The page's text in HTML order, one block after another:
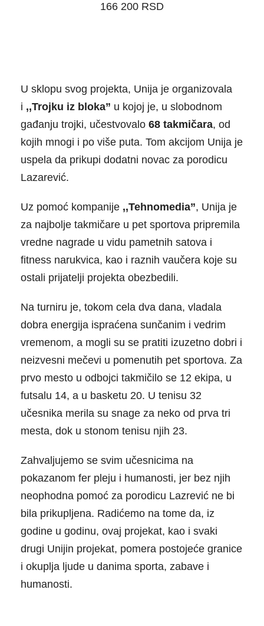
166 200 RSD
U sklopu svog projekta, Unija je organizovala
i ,,Trojku iz bloka” u kojoj je, u slobodnom
gađanju trojki, učestvovalo 68 takmičara, od
kojih mnogi i po više puta. Tom akcijom Unija je
uspela da prikupi dodatni novac za porodicu
Lazarević.
Uz pomoć kompanije ,,Tehnomedia”, Unija je
za najbolje takmičare u pet sportova pripremila
vredne nagrade u vidu pametnih satova i
fitness narukvica, kao i raznih vaučera koje su
ostali prijatelji projekta obezbedili.
Na turniru je, tokom cela dva dana, vladala
dobra energija ispraćena sunčanim i vedrim
vremenom, a mogli su se pratiti izuzetno dobri i
neizvesni mečevi u pomenutih pet sportova. Za
prvo mesto u odbojci takmičilo se 12 ekipa, u
futsalu 14, a u basketu 20. U tenisu 32
učesnika merila su snage za neko od prva tri
mesta, dok u stonom tenisu njih 23.
Zahvaljujemo se svim učesnicima na
pokazanom fer pleju i humanosti, jer bez njih
neophodna pomoć za porodicu Lazrević ne bi
bila prikupljena. Radićemo na tome da, iz
godine u godinu, ovaj projekat, kao i svaki
drugi Unijin projekat, pomera postojeće granice
i okuplja ljude u danima sporta, zabave i
humanosti.